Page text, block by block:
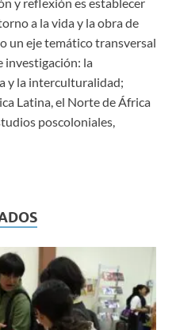
a la vida y la obra de
un eje temático transversal
investigación: la
y la interculturalidad;
Latina, el Norte de África
poscoloniales,